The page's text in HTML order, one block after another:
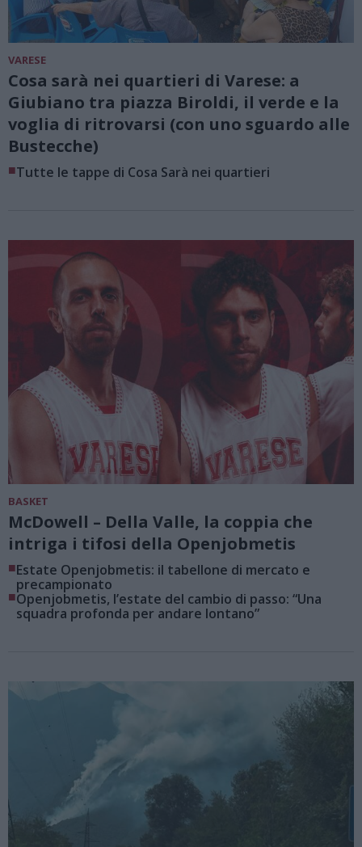
VARESE
Cosa sarà nei quartieri di Varese: a
Giubiano tra piazza Biroldi, il verde e la
voglia di ritrovarsi (con uno sguardo alle
Bustecche)
■Tutte le tappe di Cosa Sarà nei quartieri
BASKET
McDowell – Della Valle, la coppia che
intriga i tifosi della Openjobmetis
■Estate Openjobmetis: il tabellone di mercato e
precampionato
■Openjobmetis, l’estate del cambio di passo: “Una
squadra profonda per andare lontano”